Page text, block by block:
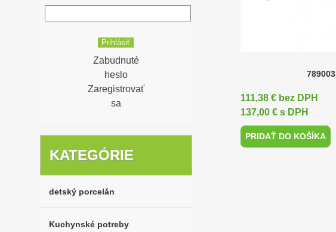
789003
111,38 € bez DPH
137,00 € s DPH
PRIDAŤ DO KOŠÍKA
Zabudnuté
heslo
Zaregistrovať
sa
KATEGÓRIE
detský porcelán
Kuchynské potreby